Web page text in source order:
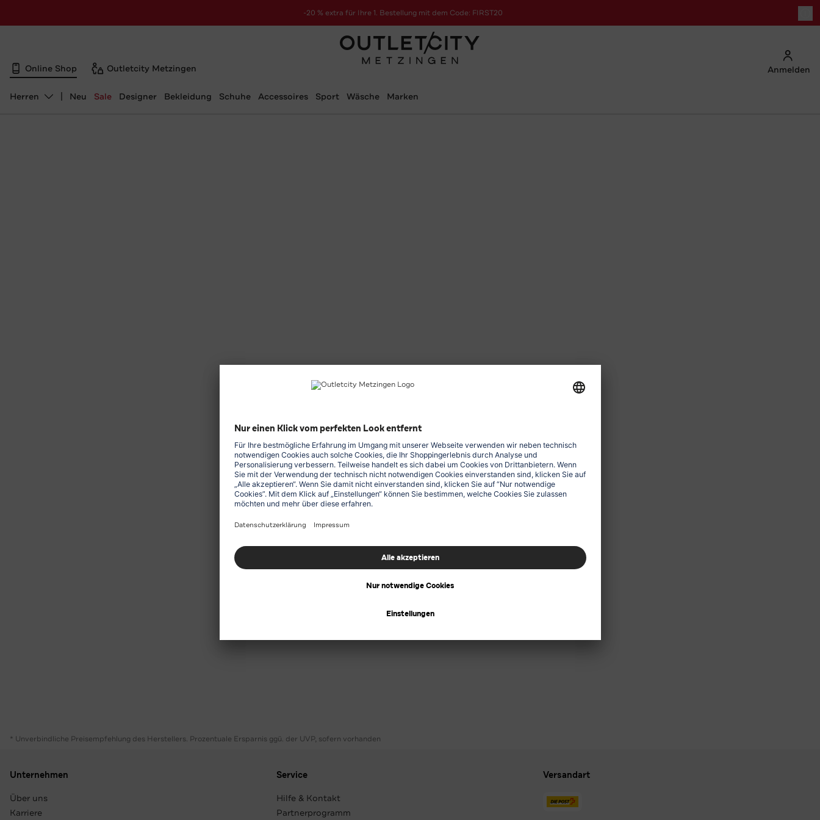
-20 % extra für Ihre 1. Bestellung mit dem Code: FIRST20
Online Shop Outletcity Metzingen Anmelden
Abteilung ändern, ausgewählt:
Herren Neu Sale Designer Bekleidung Schuhe Accessoires Sport Wäsche Marken
* Unverbindliche Preisempfehlung des Herstellers. Prozentuale Ersparnis ggü. der UVP, sofern vorhanden
Unternehmen
Über uns
Karriere
Service
Hilfe & Kontakt
Partnerprogramm
Versandart